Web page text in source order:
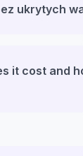
ukrytych
it cost and